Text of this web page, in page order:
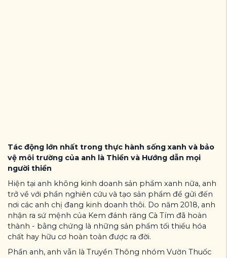
Tác động lớn nhất trong thực hành sống xanh và bảo
vệ môi trường của anh là Thiền và Hướng dẫn mọi
người thiền
Hiện tại anh không kinh doanh sản phẩm xanh nữa, anh
trở về với phần nghiên cứu và tạo sản phẩm để gửi đến
nơi các anh chị đang kinh doanh thôi. Do năm 2018, anh
nhận ra sứ mệnh của Kem đánh răng Cà Tím đã hoàn
thành - bằng chứng là những sản phẩm tối thiểu hóa
chất hay hữu cơ hoàn toàn được ra đời.
Phần anh, anh vẫn là Truyền Thông nhóm Vườn Thuốc